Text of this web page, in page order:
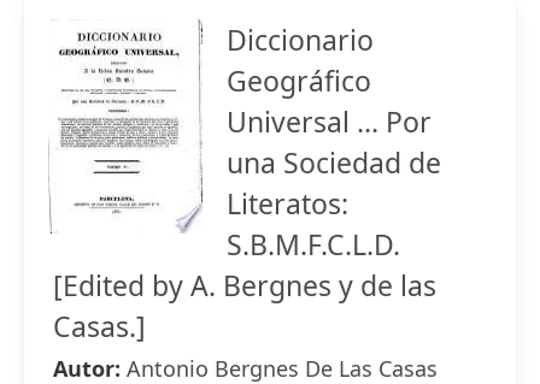
Diccionario
Geográfico
Universal ... Por
una Sociedad de
Literatos:
S.B.M.F.C.L.D.
[Edited by A. Bergnes y de las
Casas.]
Autor: Antonio Bergnes De Las Casas